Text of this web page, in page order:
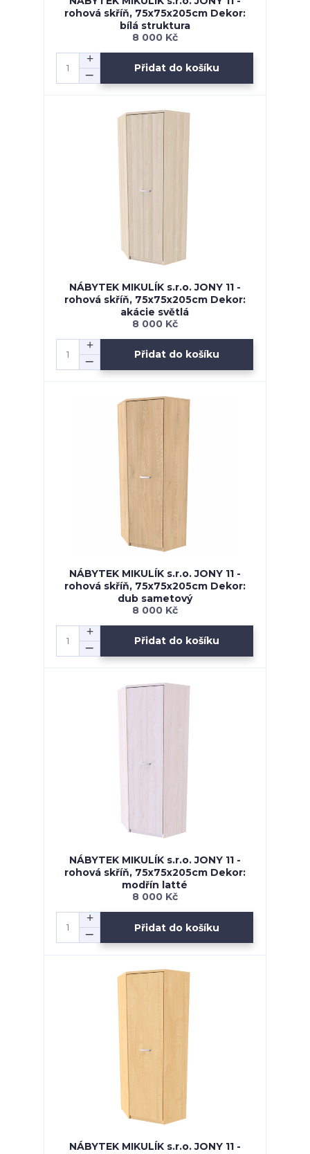
rohová skříň, 75x75x205cm Dekor:
bílá struktura
8 000 Kč
Přidat do košíku
NÁBYTEK MIKULÍK s.r.o. JONY 11 -
rohová skříň, 75x75x205cm Dekor:
akácie světlá
8 000 Kč
Přidat do košíku
NÁBYTEK MIKULÍK s.r.o. JONY 11 -
rohová skříň, 75x75x205cm Dekor:
dub sametový
8 000 Kč
Přidat do košíku
NÁBYTEK MIKULÍK s.r.o. JONY 11 -
rohová skříň, 75x75x205cm Dekor:
modřín latté
8 000 Kč
Přidat do košíku
NÁBYTEK MIKULÍK s.r.o. JONY 11 -